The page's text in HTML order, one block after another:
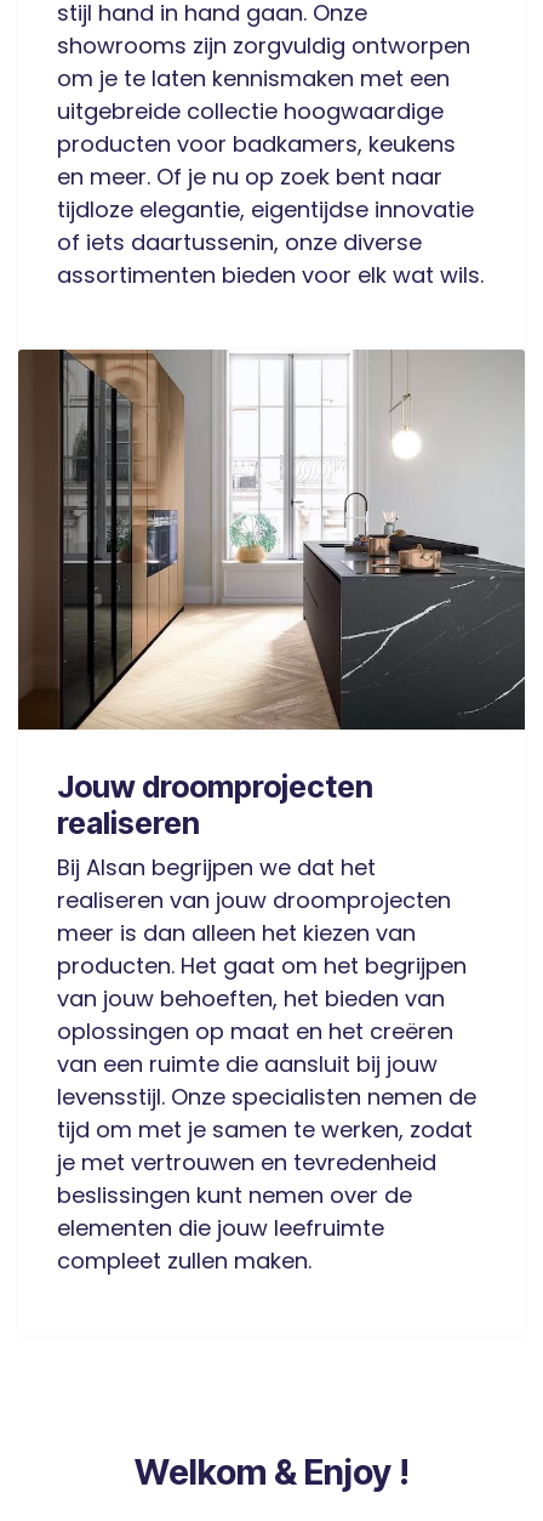
stijl hand in hand gaan. Onze
showrooms zijn zorgvuldig ontworpen
om je te laten kennismaken met een
uitgebreide collectie hoogwaardige
producten voor badkamers, keukens
en meer. Of je nu op zoek bent naar
tijdloze elegantie, eigentijdse innovatie
of iets daartussenin, onze diverse
assortimenten bieden voor elk wat wils.
Jouw droomprojecten
realiseren
Bij Alsan begrijpen we dat het
realiseren van jouw droomprojecten
meer is dan alleen het kiezen van
producten. Het gaat om het begrijpen
van jouw behoeften, het bieden van
oplossingen op maat en het creëren
van een ruimte die aansluit bij jouw
levensstijl. Onze specialisten nemen de
tijd om met je samen te werken, zodat
je met vertrouwen en tevredenheid
beslissingen kunt nemen over de
elementen die jouw leefruimte
compleet zullen maken.
Welkom & Enjoy !